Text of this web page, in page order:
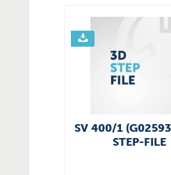
SV 400/1
STEP-FILE